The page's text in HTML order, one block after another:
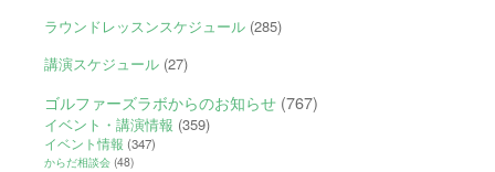
ラウンドレッスンスケジュール(285)
講演スケジュール(27)
ゴルファーズラボからのお知らせ(767)
イベント・講演情報 (359)
イベント情報 (347)
からだ相談会(48)